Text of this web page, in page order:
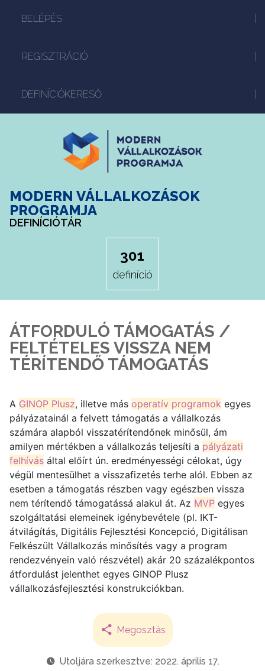
BELÉPÉS
REGISZTRÁCIÓ
DEFINÍCIÓKERESŐ
MODERN VÁLLALKOZÁSOK
PROGRAMJA
DEFINÍCIÓTÁR
301
definíció
ÁTFORDULÓ TÁMOGATÁS /
FELTÉTELES VISSZA NEM
TÉRÍTENDŐ TÁMOGATÁS
A GINOP Plusz, illetve más operatív programok egyes
pályázatainál a felvett támogatás a vállalkozás
számára alapból visszatérítendőnek minősül, ám
amilyen mértékben a vállalkozás teljesíti a pályázati
felhívás által előírt ún. eredményességi célokat, úgy
végül mentesülhet a visszafizetés terhe alól. Ebben az
esetben a támogatás részben vagy egészben vissza
nem térítendő támogatássá alakul át. Az MVP egyes
szolgáltatási elemeinek igénybevétele (pl. IKT-
átvilágítás, Digitális Fejlesztési Koncepció, Digitálisan
Felkészült Vállalkozás minősítés vagy a program
rendezvényein való részvétel) akár 20 százalékpontos
átfordulást jelenthet egyes GINOP Plusz
vállalkozásfejlesztési konstrukciókban.
Megosztás
Utoljára szerkesztve: 2022. április 17.